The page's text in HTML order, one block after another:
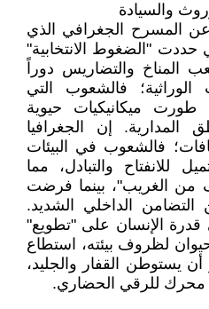
والسيادة
المسرح الجغرافي الذي
حددت "الضغوط الانتخابية"
المناخ والتضاريس دوراً
فالشعوب التي
طورت ميكانيكيات حيوية
إن الجغرافيا
فالشعوب في البيئات
للانفتاح والتبادل، مما
من الغريب"، بينما فرضت
التضامن الداخلي الشديد.
قدرة الإنسان على "تطويع"
لظروف بيئته، استطاع
أن يستوطن القفار والجليد،
محرك للرقي الحضاري.